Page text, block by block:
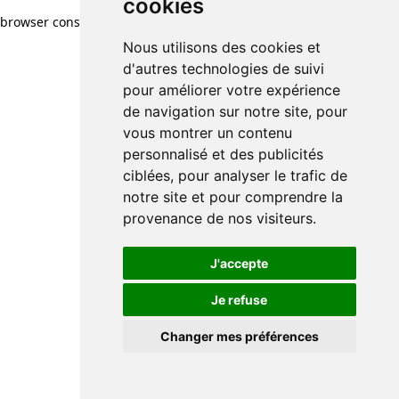
cookies
Nous utilisons des cookies et
d'autres technologies de suivi
pour améliorer votre expérience
de navigation sur notre site, pour
vous montrer un contenu
personnalisé et des publicités
ciblées, pour analyser le trafic de
notre site et pour comprendre la
provenance de nos visiteurs.
J'accepte
Je refuse
Changer mes préférences
browser console for more information)